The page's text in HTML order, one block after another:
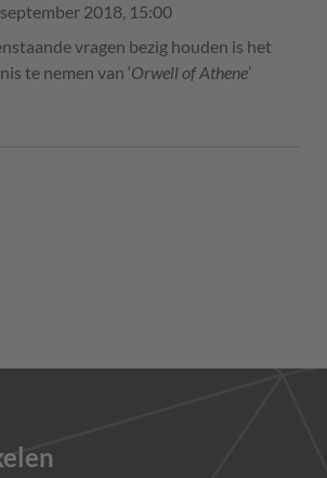
2018, 15:00
vragen bezig houden is het
te nemen van ‘Orwell of Athene’